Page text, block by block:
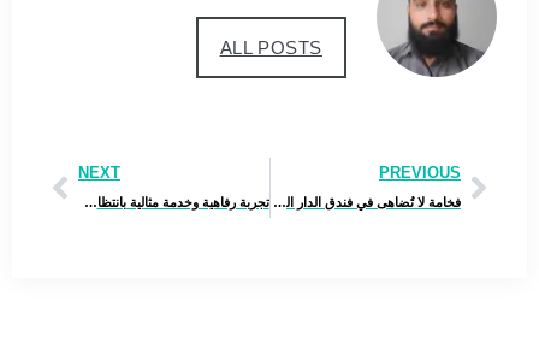
ALL POSTS
PREVIOUS
فخامة لا تُضاهى في فندق الدار البيضاء رويال – أسرع بالحجز لتحظى بتجربة مثالية
NEXT
تجربة رفاهية وخدمة مثالية بانتظارك في فندق الرؤية الذهبية – احجز الآن